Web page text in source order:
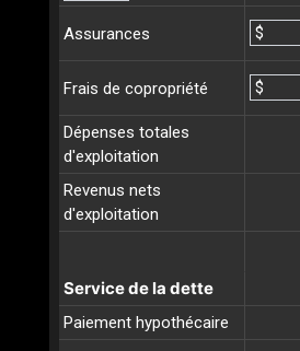
Assurances $
Frais de copropriété $
Dépenses totales
d'exploitation
Revenus nets
d'exploitation
Service de la dette
Paiement hypothécaire